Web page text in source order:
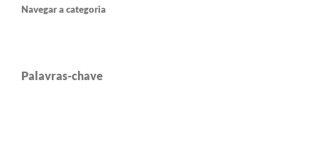
Navegar a categoria
Palavras-chave